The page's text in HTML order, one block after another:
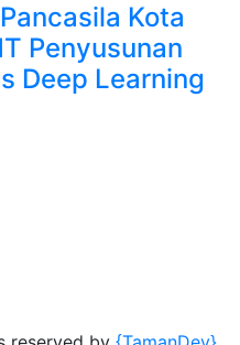
Kota
Penyusunan
Deep Learning